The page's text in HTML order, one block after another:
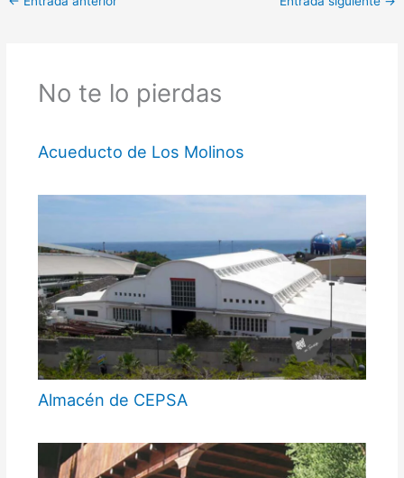
No te lo pierdas
Acueducto de Los Molinos
Almacén de CEPSA